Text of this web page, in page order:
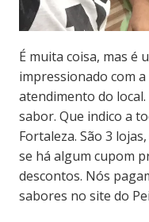
É muita coisa, mas é
impressionado com
atendimento do
sabor. Que indico a
Fortaleza. São 3
se há algum cupom
descontos. Nós
sabores no site do